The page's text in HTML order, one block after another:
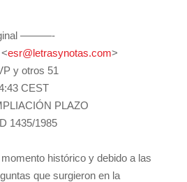
———-
esr@letrasynotas.com>
y otros 51
CEST
PLAZO
1435/1985
histórico y debido a las
que surgieron en la